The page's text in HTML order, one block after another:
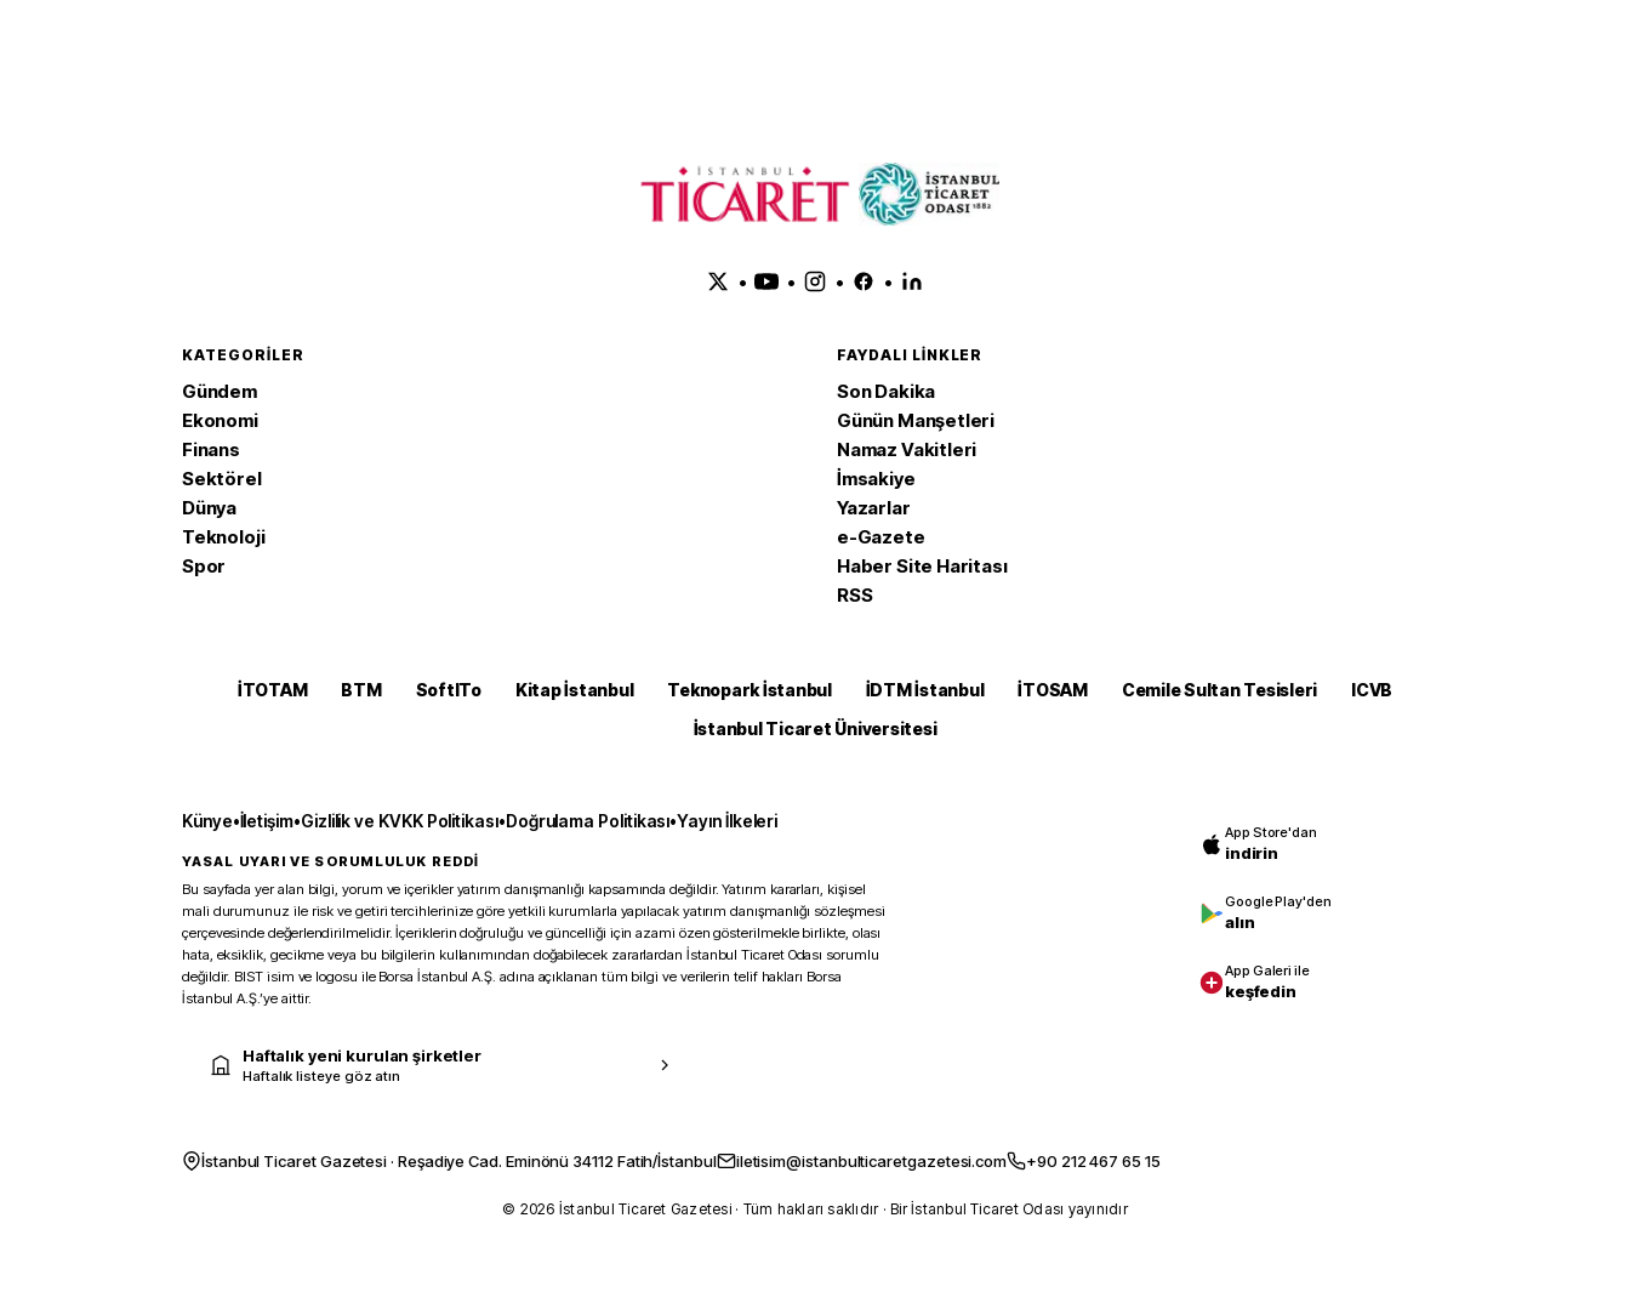
• • • •
KATEGORILER
Gündem
Ekonomi
Finans
Sektörel
Dünya
Teknoloji
Spor
FAYDALI LINKLER
Son Dakika
Günün Manşetleri
Namaz Vakitleri
İmsakiye
Yazarlar
e-Gazete
Haber Site Haritası
RSS
İTOTAM BTM SoftITo Kitap İstanbul Teknopark İstanbul İDTM İstanbul İTOSAM Cemile Sultan Tesisleri
ICVB
İstanbul Ticaret Üniversitesi
Künye•İletişim•Gizlilik ve KVKK Politikası•Doğrulama Politikası•Yayın İlkeleri
YASAL UYARI VE SORUMLULUK REDDİ
Bu sayfada yer alan bilgi, yorum ve içerikler yatırım danışmanlığı kapsamında değildir. Yatırım kararları, kişisel
mali durumunuz ile risk ve getiri tercihlerinize göre yetkili kurumlarla yapılacak yatırım danışmanlığı sözleşmesi
çerçevesinde değerlendirilmelidir. İçeriklerin doğruluğu ve güncelliği için azami özen gösterilmekle birlikte, olası
hata, eksiklik, gecikme veya bu bilgilerin kullanımından doğabilecek zararlardan İstanbul Ticaret Odası sorumlu
değildir. BIST isim ve logosu ile Borsa İstanbul A.Ş. adına açıklanan tüm bilgi ve verilerin telif hakları Borsa
İstanbul A.Ş.’ye aittir.
Haftalık yeni kurulan şirketler
Haftalık listeye göz atın
App Store'dan
indirin
Google Play'den
alın
App Galeri ile
keşfedin
İstanbul Ticaret Gazetesi · Reşadiye Cad. Eminönü 34112 Fatih/İstanbul iletisim@istanbulticaretgazetesi.com +90 212 467 65 15
© 2026 İstanbul Ticaret Gazetesi · Tüm hakları saklıdır · Bir İstanbul Ticaret Odası yayınıdır